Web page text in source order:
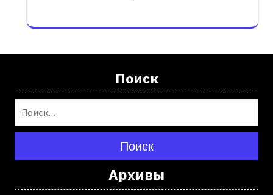
Поиск
Поиск
Архивы